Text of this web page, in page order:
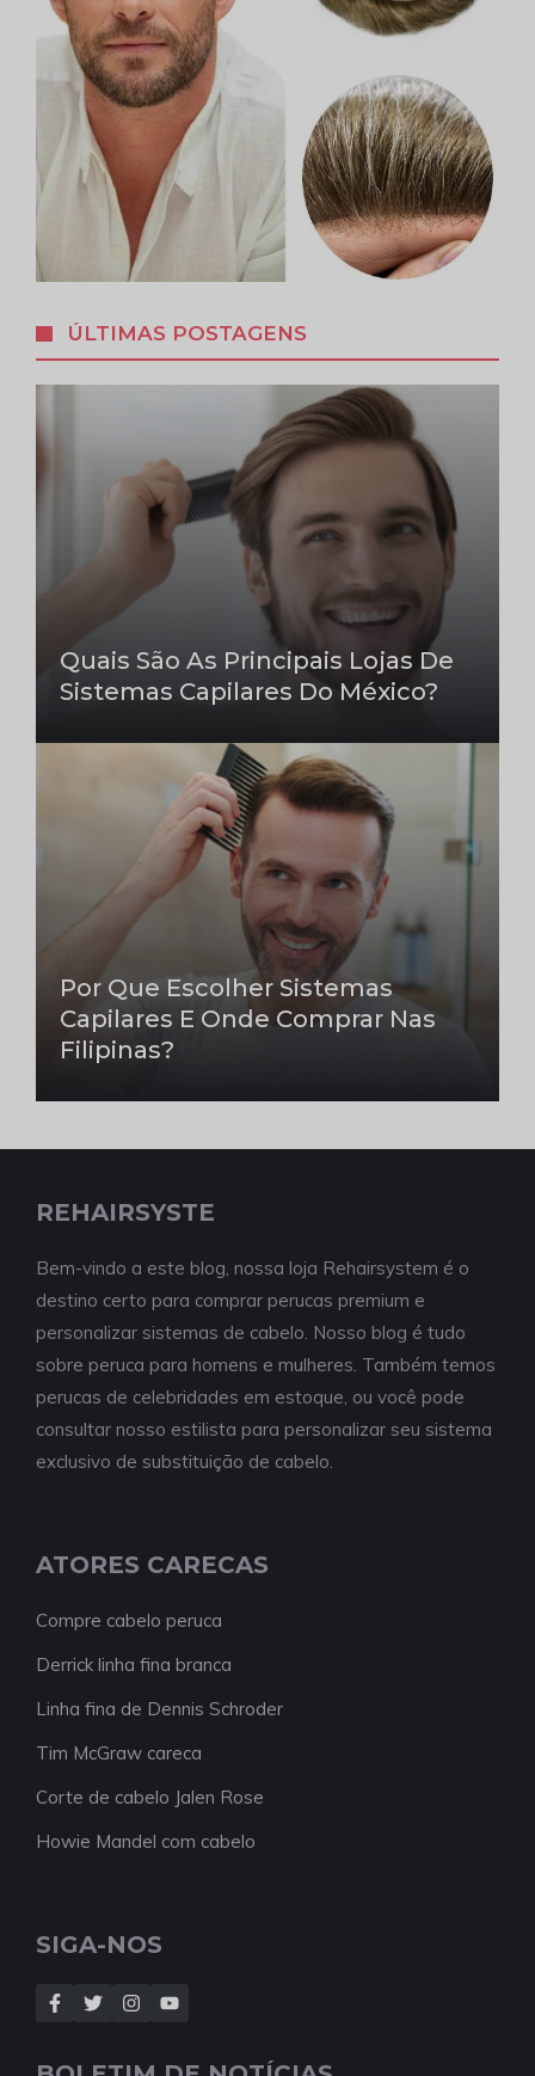
ÚLTIMAS POSTAGENS
Quais São As Principais Lojas De
Sistemas Capilares Do México?
Por Que Escolher Sistemas
Capilares E Onde Comprar Nas
Filipinas?
REHAIRSYSTE
Bem-vindo a este blog, nossa loja Rehairsystem é o
destino certo para comprar perucas premium e
personalizar sistemas de cabelo. Nosso blog é tudo
sobre peruca para homens e mulheres. Também temos
perucas de celebridades em estoque, ou você pode
consultar nosso estilista para personalizar seu sistema
exclusivo de substituição de cabelo.
ATORES CARECAS
Compre cabelo peruca
Derrick linha fina branca
Linha fina de Dennis Schroder
Tim McGraw careca
Corte de cabelo Jalen Rose
Howie Mandel com cabelo
SIGA-NOS